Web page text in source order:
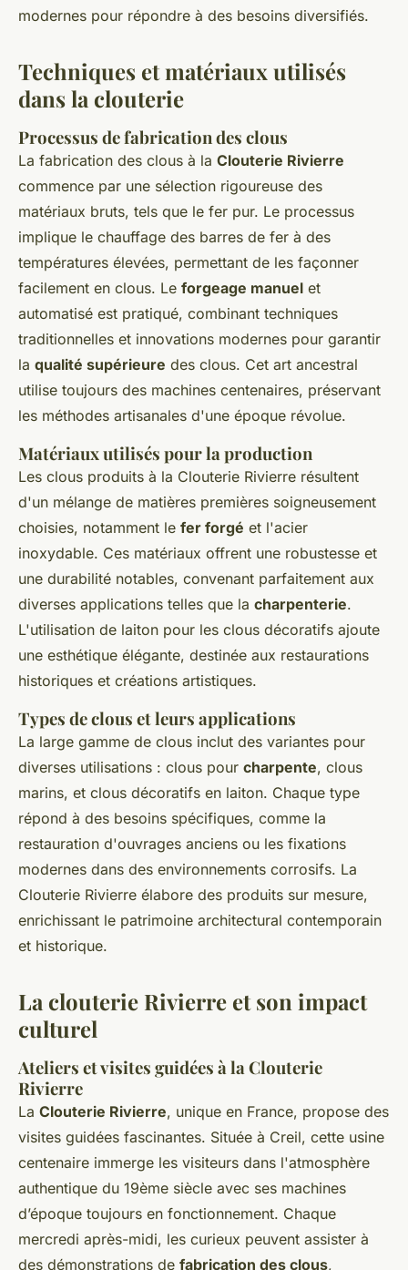
modernes pour répondre à des besoins diversifiés.
Techniques et matériaux utilisés
dans la clouterie
Processus de fabrication des clous
La fabrication des clous à la Clouterie Rivierre
commence par une sélection rigoureuse des
matériaux bruts, tels que le fer pur. Le processus
implique le chauffage des barres de fer à des
températures élevées, permettant de les façonner
facilement en clous. Le forgeage manuel et
automatisé est pratiqué, combinant techniques
traditionnelles et innovations modernes pour garantir
la qualité supérieure des clous. Cet art ancestral
utilise toujours des machines centenaires, préservant
les méthodes artisanales d'une époque révolue.
Matériaux utilisés pour la production
Les clous produits à la Clouterie Rivierre résultent
d'un mélange de matières premières soigneusement
choisies, notamment le fer forgé et l'acier
inoxydable. Ces matériaux offrent une robustesse et
une durabilité notables, convenant parfaitement aux
diverses applications telles que la charpenterie.
L'utilisation de laiton pour les clous décoratifs ajoute
une esthétique élégante, destinée aux restaurations
historiques et créations artistiques.
Types de clous et leurs applications
La large gamme de clous inclut des variantes pour
diverses utilisations : clous pour charpente, clous
marins, et clous décoratifs en laiton. Chaque type
répond à des besoins spécifiques, comme la
restauration d'ouvrages anciens ou les fixations
modernes dans des environnements corrosifs. La
Clouterie Rivierre élabore des produits sur mesure,
enrichissant le patrimoine architectural contemporain
et historique.
La clouterie Rivierre et son impact
culturel
Ateliers et visites guidées à la Clouterie
Rivierre
La Clouterie Rivierre, unique en France, propose des
visites guidées fascinantes. Située à Creil, cette usine
centenaire immerge les visiteurs dans l'atmosphère
authentique du 19ème siècle avec ses machines
d’époque toujours en fonctionnement. Chaque
mercredi après-midi, les curieux peuvent assister à
des démonstrations de fabrication des clous,